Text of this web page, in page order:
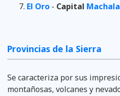
El Oro - Capital Machala
Provincias de la Sierra
Se caracteriza por sus
montañosas, volcanes y